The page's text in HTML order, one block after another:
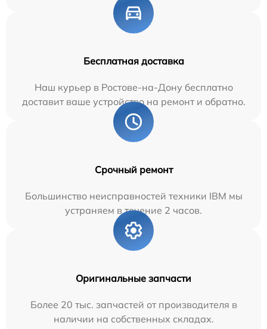
Бесплатная доставка
Наш курьер в Ростове-на-Дону бесплатно
доставит ваше устройство на ремонт и обратно.
Срочный ремонт
Большинство неисправностей техники IBM мы
устраняем в течение 2 часов.
Оригинальные запчасти
Более 20 тыс. запчастей от производителя в
наличии на собственных складах.